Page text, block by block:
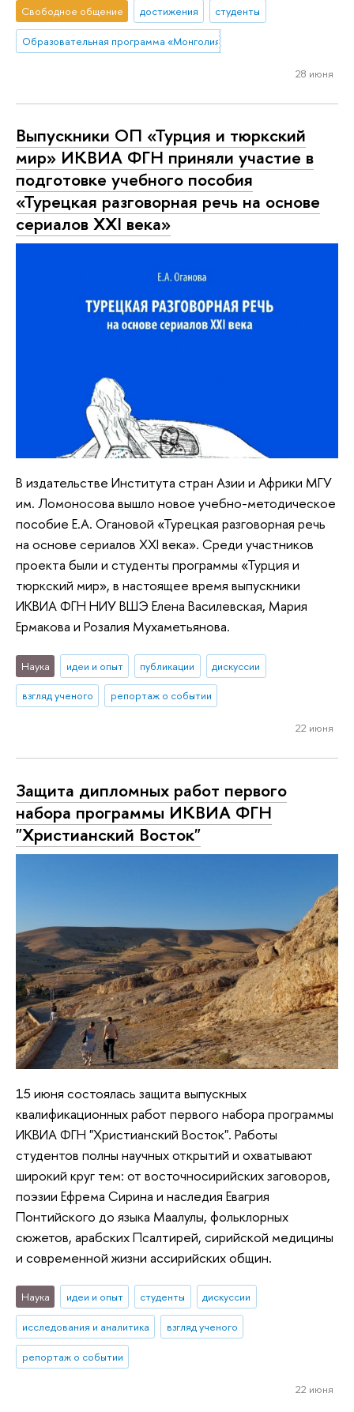
Свободное общение достижения студенты
Образовательная программа «Монголия и Тибет»
28 июня
Выпускники ОП «Турция и тюркский
мир» ИКВИА ФГН приняли участие в
подготовке учебного пособия
«Турецкая разговорная речь на основе
сериалов ХХI века»
В издательстве Института стран Азии и Африки МГУ
им. Ломоносова вышло новое учебно-методическое
пособие Е.А. Огановой «Турецкая разговорная речь
на основе сериалов ХХI века». Среди участников
проекта были и студенты программы «Турция и
тюркский мир», в настоящее время выпускники
ИКВИА ФГН НИУ ВШЭ Елена Василевская, Мария
Ермакова и Розалия Мухаметьянова.
Наука идеи и опыт публикации дискуссии
взгляд ученого репортаж о событии
22 июня
Защита дипломных работ первого
набора программы ИКВИА ФГН
"Христианский Восток"
15 июня состоялась защита выпускных
квалификационных работ первого набора программы
ИКВИА ФГН "Христианский Восток". Работы
студентов полны научных открытий и охватывают
широкий круг тем: от восточносирийских заговоров,
поэзии Ефрема Сирина и наследия Евагрия
Понтийского до языка Маалулы, фольклорных
сюжетов, арабских Псалтирей, сирийской медицины
и современной жизни ассирийских общин.
Наука идеи и опыт студенты дискуссии
исследования и аналитика взгляд ученого
репортаж о событии
22 июня